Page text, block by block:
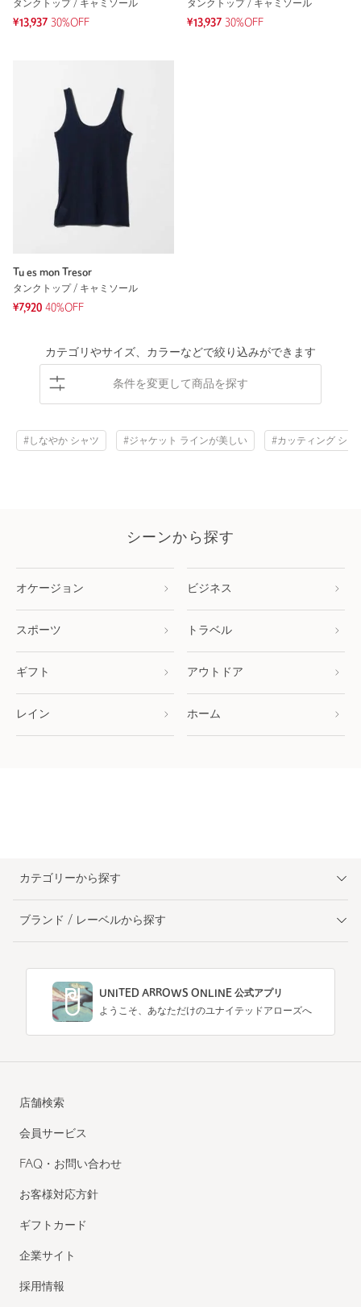
タンクトップ / キャミソール
¥13,937 30%OFF
タンクトップ / キャミソール
¥13,937 30%OFF
Tu es mon Tresor
タンクトップ / キャミソール
¥7,920 40%OFF
カテゴリやサイズ、カラーなどで絞り込みができます
条件を変更して商品を探す
#しなやか シャツ #ジャケット ラインが美しい #カッティング シン
シーンから探す
オケージョン ビジネス
スポーツ トラベル
ギフト アウトドア
レイン ホーム
カテゴリーから探す
ブランド / レーベルから探す
UNITED ARROWS ONLINE 公式アプリ
ようこそ、あなただけのユナイテッドアローズへ
店舗検索
会員サービス
FAQ・お問い合わせ
お客様対応方針
ギフトカード
企業サイト
採用情報